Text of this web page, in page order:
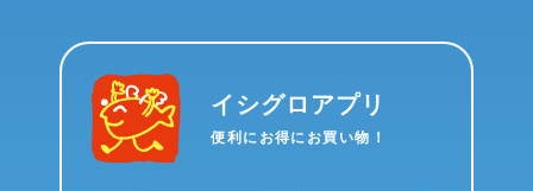
イシグロアプリ
便利にお得にお買い物！